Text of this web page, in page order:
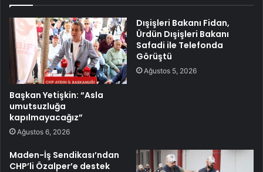
Başkan Yetişkin: “Asla
umutsuzluğa
kapılmayacağız”
Ağustos 6, 2026
Dışişleri Bakanı Fidan,
Ürdün Dışişleri Bakanı
Safadi ile Telefonda
Görüştü
Ağustos 5, 2026
Maden-İş Sendikası’ndan
CHP’li Özalper’e destek